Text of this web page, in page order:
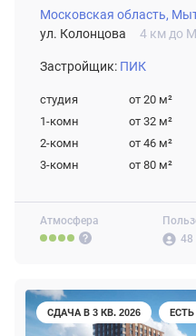
Атмосфера
48
Московская область,
ул. Колонцова
4 км до
Застройщик: ПИК
студия от 20 м²
1-комн
от 32 м²
2-комн
от 46 м²
3-комн
от 80 м²
СДАЧА В 3 КВ. 2026